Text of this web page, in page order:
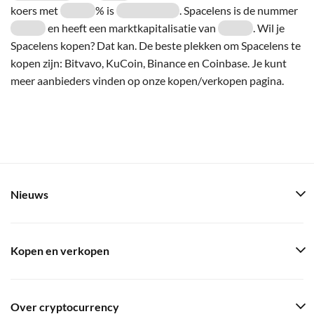
koers met
% is
. Spacelens is de nummer
en heeft een marktkapitalisatie van
. Wil je
Spacelens kopen? Dat kan. De beste plekken om Spacelens te
kopen zijn: Bitvavo, KuCoin, Binance en Coinbase. Je kunt
meer aanbieders vinden op onze kopen/verkopen pagina.
Nieuws
Kopen en verkopen
Over cryptocurrency